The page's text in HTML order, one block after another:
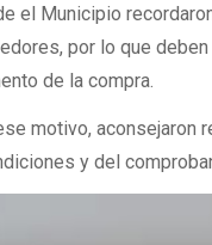
el Municipio
por lo que
de la compra.
motivo, aconsejaron
y del